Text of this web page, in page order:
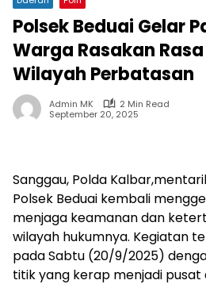
Polsek Beduai Gelar
Warga Rasakan
Wilayah Perbatasan
Admin MK
2 Min Read
September 20, 2025
Sanggau, Polda
Polsek Beduai kembali
menjaga keamanan dan
wilayah hukumnya. Kegiatan
pada Sabtu (20/9/2025)
titik yang kerap menjadi pusat